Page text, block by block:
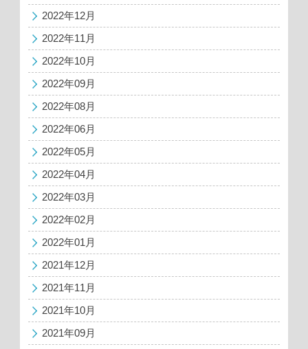
2022年12月
2022年11月
2022年10月
2022年09月
2022年08月
2022年06月
2022年05月
2022年04月
2022年03月
2022年02月
2022年01月
2021年12月
2021年11月
2021年10月
2021年09月